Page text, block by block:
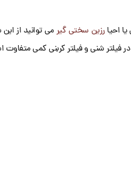
رزین سختی گیرمی توانید از
فیلتر شنی و فیلتر کربنی کمی